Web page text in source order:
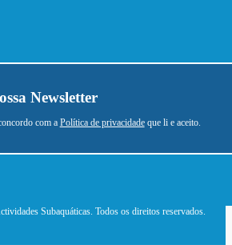
Newsletter
com a Política de privacidadeque li e aceito.
Subaquáticas. Todos os direitos reservados.